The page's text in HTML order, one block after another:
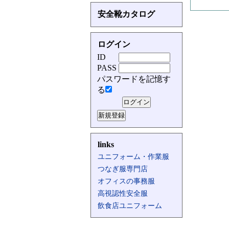
安全靴カタログ
ログイン
ID
PASS
パスワードを記憶す
る
links
ユニフォーム・作業服
つなぎ服専門店
オフィスの事務服
高視認性安全服
飲食店ユニフォーム